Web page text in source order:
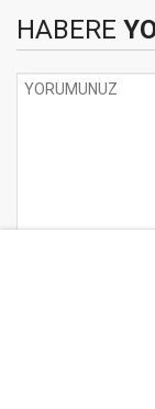
HABERE